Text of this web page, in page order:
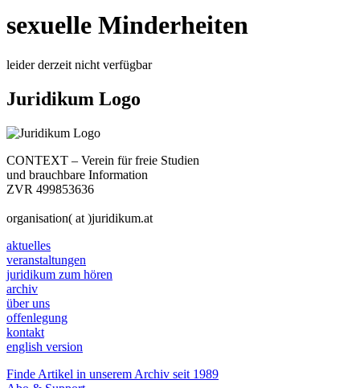
sexuelle Minderheiten
leider derzeit nicht verfügbar
Juridikum Logo
CONTEXT – Verein für freie Studien
und brauchbare Information
ZVR 499853636
organisation( at )juridikum.at
aktuelles
veranstaltungen
juridikum zum hören
archiv
über uns
offenlegung
kontakt
english version
Finde Artikel in unserem Archiv seit 1989